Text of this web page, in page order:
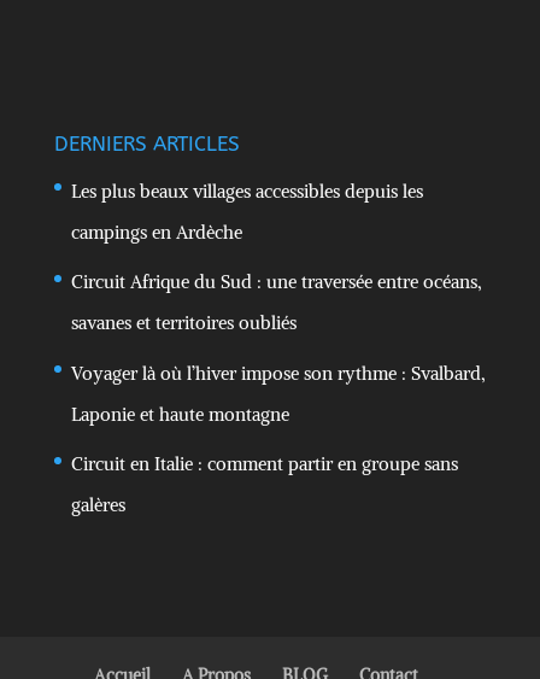
DERNIERS ARTICLES
Les plus beaux villages accessibles depuis les
campings en Ardèche
Circuit Afrique du Sud : une traversée entre océans,
savanes et territoires oubliés
Voyager là où l’hiver impose son rythme : Svalbard,
Laponie et haute montagne
Circuit en Italie : comment partir en groupe sans
galères